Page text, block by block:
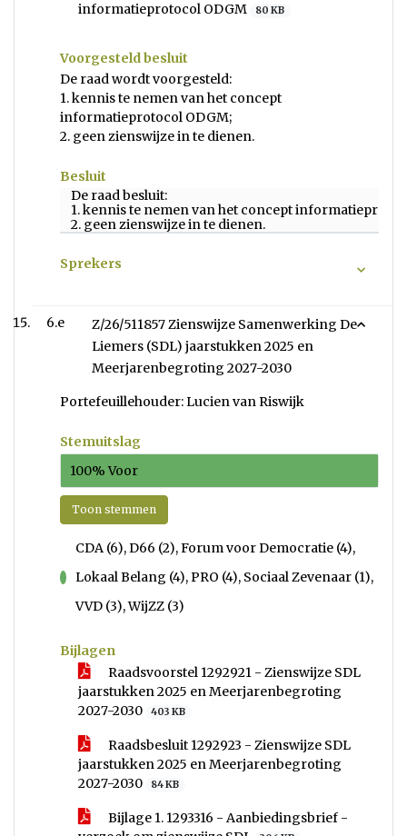
informatieprotocol ODGM
80 KB
Voorgesteld besluit
De raad wordt voorgesteld:
1. kennis te nemen van het concept
informatieprotocol ODGM;
2. geen zienswijze in te dienen.
Besluit
De raad besluit:
1. kennis te nemen van het concept
2. geen zienswijze in te dienen.
Sprekers
6.e
Z/26/511857 Zienswijze Samenwerking De
Liemers (SDL) jaarstukken 2025 en
Meerjarenbegroting 2027-2030
Portefeuillehouder: Lucien van Riswijk
Stemuitslag
100% Voor
Toon stemmen
CDA (6), D66 (2), Forum voor Democratie (4),
Lokaal Belang (4), PRO (4), Sociaal Zevenaar (1),
VVD (3), WijZZ (3)
Bijlagen
Raadsvoorstel 1292921 - Zienswijze SDL
jaarstukken 2025 en Meerjarenbegroting
2027-2030
403 KB
Raadsbesluit 1292923 - Zienswijze SDL
jaarstukken 2025 en Meerjarenbegroting
2027-2030
84 KB
Bijlage 1. 1293316 - Aanbiedingsbrief -